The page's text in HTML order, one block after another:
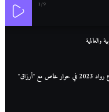
1/9
والعالمية
"أرزاق"